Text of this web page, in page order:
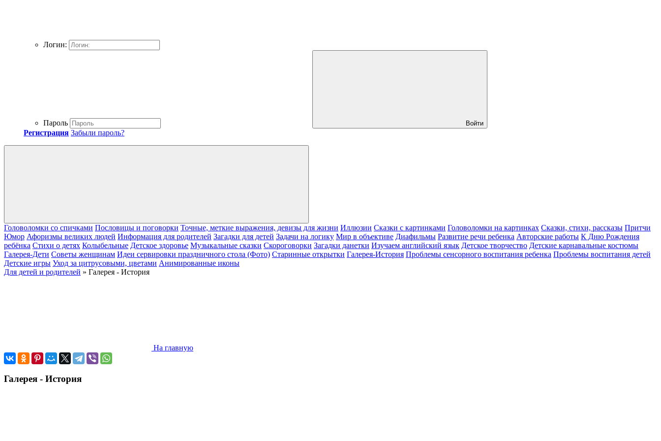
Логин:
Пароль Войти
Регистрация Забыли пароль?
Головоломки со спичками Пословицы и поговорки Точные, меткие выражения, девизы для жизни Иллюзии Сказки с картинками Головоломки на картинках Сказки, стихи, рассказы Притчи
Юмор Афоризмы великих людей Информация для родителей Загадки для детей Задачи на логику Мир в объективе Диафильмы Развитие речи ребенка Авторские работы К Дню Рождения
ребёнка Cтихи о детях Колыбельные Детское здоровье Музыкальные сказки Скороговорки Загадки данетки Изучаем английский язык Детское творчество Детские карнавальные костюмы
Галерея-Дети Cоветы женщинам Идеи сервировки праздничного стола (Фото) Старинные открытки Галерея-История Проблемы сенсорного воспитания ребенка Проблемы воспитания детей
Детские игры Уход за цитрусовыми, цветами Анимированные иконы
Для детей и родителей » Галерея - История
На главную
Галерея - История